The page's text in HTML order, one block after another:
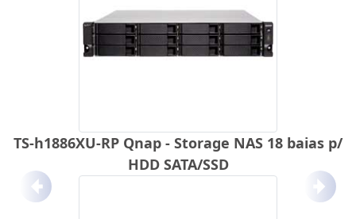
TS-h1886XU-RP Qnap - Storage NAS 18 baias p/
HDD SATA/SSD
Anterior